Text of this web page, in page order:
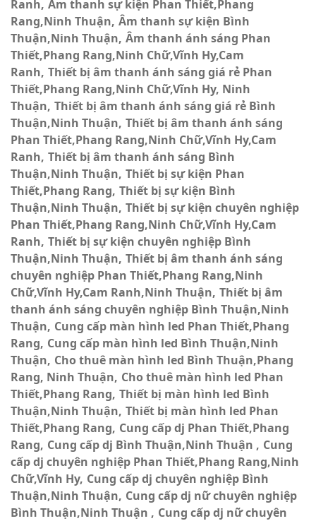
Ranh Âm thanh sự kiện Phan Thiết,Phang
Rang,Ninh Thuận Âm thanh sự kiện Bình
Thuận,Ninh Thuận Âm thanh ánh sáng Phan
Thiết,Phang Rang,Ninh Chữ,Vĩnh Hy,Cam
Ranh Thiết bị âm thanh ánh sáng giá rẻ Phan
Thiết,Phang Rang,Ninh Chữ,Vĩnh Hy, Ninh
Thuận Thiết bị âm thanh ánh sáng giá rẻ Bình
Thuận,Ninh Thuận Thiết bị âm thanh ánh sáng
Phan Thiết,Phang Rang,Ninh Chữ,Vĩnh Hy,Cam
Ranh Thiết bị âm thanh ánh sáng Bình
Thuận,Ninh Thuận Thiết bị sự kiện Phan
Thiết,Phang Rang Thiết bị sự kiện Bình
Thuận,Ninh Thuận Thiết bị sự kiện chuyên nghiệp
Phan Thiết,Phang Rang,Ninh Chữ,Vĩnh Hy,Cam
Ranh Thiết bị sự kiện chuyên nghiệp Bình
Thuận,Ninh Thuận Thiết bị âm thanh ánh sáng
chuyên nghiệp Phan Thiết,Phang Rang,Ninh
Chữ,Vĩnh Hy,Cam Ranh,Ninh Thuận Thiết bị âm
thanh ánh sáng chuyên nghiệp Bình Thuận,Ninh
Thuận Cung cấp màn hình led Phan Thiết,Phang
Rang Cung cấp màn hình led Bình Thuận,Ninh
Thuận Cho thuê màn hình led Bình Thuận,Phang
Rang, Ninh Thuận Cho thuê màn hình led Phan
Thiết,Phang Rang Thiết bị màn hình led Bình
Thuận,Ninh Thuận Thiết bị màn hình led Phan
Thiết,Phang Rang Cung cấp dj Phan Thiết,Phang
Rang Cung cấp dj Bình Thuận,Ninh Thuận
Cung
cấp dj chuyên nghiệp Phan Thiết,Phang Rang,Ninh
Chữ,Vĩnh Hy Cung cấp dj chuyên nghiệp Bình
Thuận,Ninh Thuận Cung cấp dj nữ chuyên nghiệp
Bình Thuận,Ninh Thuận
Cung cấp dj nữ chuyên